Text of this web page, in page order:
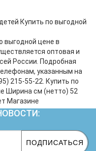
37 клавиш,
че..
Купить по выгодной
выгодной цене в
оптовая и
России. Подробная
указанным на
215-55-22. Купить по
Ширина см (нетто) 52
Магазине
ПОДПИСАТЬСЯ